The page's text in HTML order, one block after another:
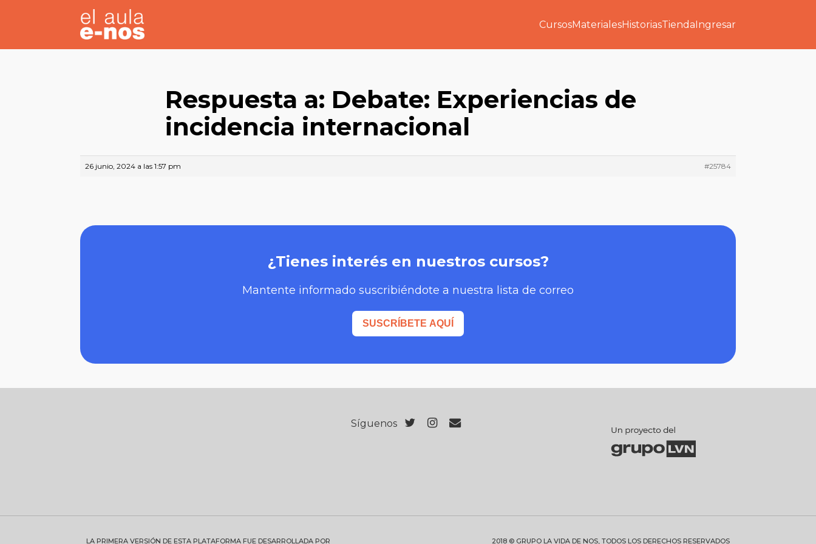
CursosMaterialesHistoriasTiendaIngresar
Respuesta a: Debate: Experiencias de
incidencia internacional
26 junio, 2024 a las 1:57 pm #25784
¿Tienes interés en nuestros cursos?
Mantente informado suscribiéndote a nuestra lista de correo
SUSCRÍBETE AQUÍ
Síguenos
LA PRIMERA VERSIÓN DE ESTA PLATAFORMA FUE DESARROLLADA POR 2018 © GRUPO LA VIDA DE NOS, TODOS LOS DERECHOS RESERVADOS